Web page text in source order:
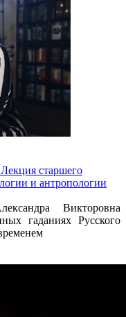
старшего
и антропологии
Викторовна
гаданиях Русского